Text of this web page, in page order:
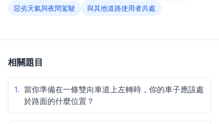
惡劣天氣與夜間駕駛
與其他道路使用者共處
相關題目
1. 當你準備在一條雙向車道上左轉時，你的車子應該處
於路面的什麼位置？